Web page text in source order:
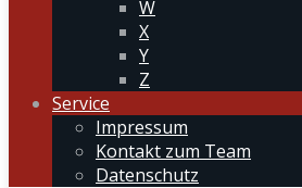
W
X
Y
Z
Service
Impressum
Kontakt zum Team
Datenschutz